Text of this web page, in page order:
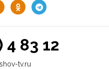
4 83 12
tv.ru